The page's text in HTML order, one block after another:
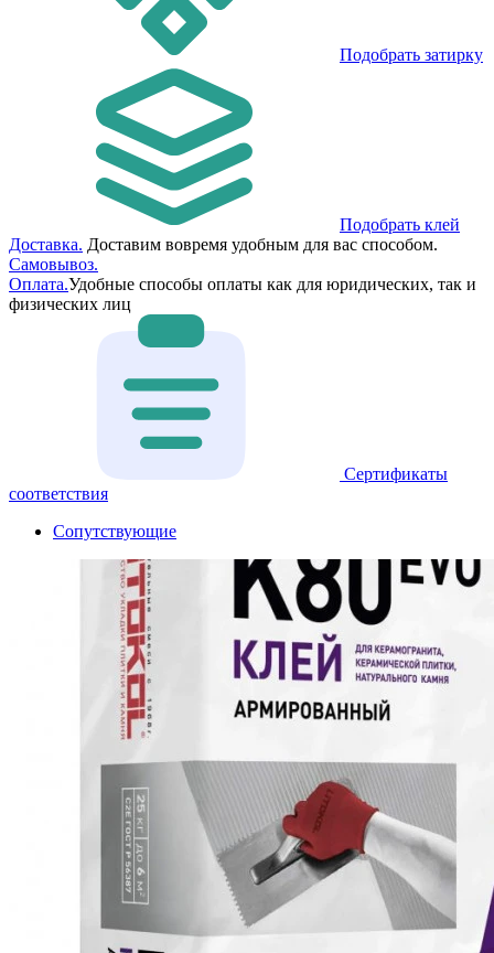
Подобрать затирку
Подобрать клей
Доставка. Доставим вовремя удобным для вас способом.
Самовывоз.
Оплата.Удобные способы оплаты как для юридических, так и
физических лиц
Сертификаты
соответствия
Сопутствующие